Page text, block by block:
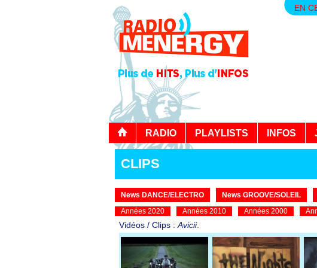
EN
RADIO PLAYLISTS INFOS
CLIPS
News DANCE/ELECTRO News GROOVE/SOLEIL
Années 2020
Années 2010 Années 2000
Vidéos / Clips : Avicii.